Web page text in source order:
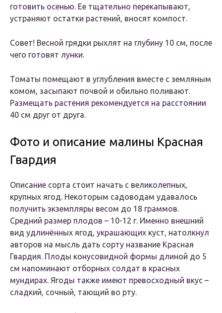
готовить осенью. Ее тщательно перекапывают,
устраняют остатки растений, вносят компост.
Совет! Весной грядки рыхлят на глубину 10 см, после
чего готовят лунки.
Томаты помещают в углубления вместе с земляным
комом, засыпают почвой и обильно поливают.
Размещать растения рекомендуется на расстоянии
40 см друг от друга.
Фото и описание малины Красная
Гвардия
Описание сорта стоит начать с великолепных,
крупных ягод. Некоторым садоводам удавалось
получить экземпляры весом до 18 граммов.
Средний размер плодов – 10-12 г. Именно внешний
вид удлинённых ягод, украшающих куст, натолкнул
авторов на мысль дать сорту название Красная
Гвардия. Плоды конусовидной формы длиной до 5
см напоминают отборных солдат в красных
мундирах. Ягоды также имеют превосходный вкус –
сладкий, сочный, тающий во рту.